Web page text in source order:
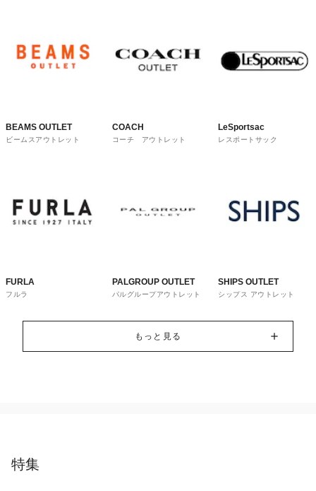
BEAMS OUTLET
ビームスアウトレット
COACH
コーチ アウトレット
LeSportsac
レスポートサック
FURLA
フルラ
PALGROUP OUTLET
パルグループアウトレット
SHIPS OUTLET
シップス アウトレット
もっと見る
特集